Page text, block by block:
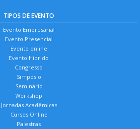
TIPOS DE EVENTO
Evento Empresarial
Evento Presencial
Evento online
Evento Híbrido
Congresso
Simpósio
Seminário
Workshop
Jornadas Acadêmicas
Cursos Online
Palestras